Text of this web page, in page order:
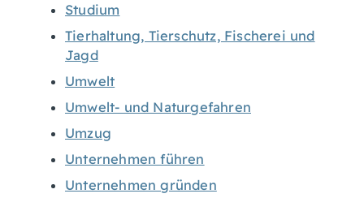
Studium
Tierhaltung, Tierschutz, Fischerei und
Jagd
Umwelt
Umwelt- und Naturgefahren
Umzug
Unternehmen führen
Unternehmen gründen